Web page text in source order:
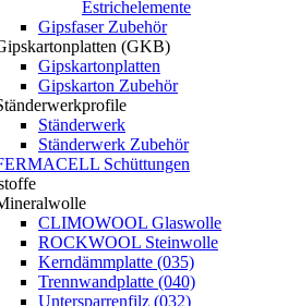
Estrichelemente
Gipsfaser Zubehör
(GKB)
Gipskartonplatten
Gipskarton Zubehör
Ständerwerk
Ständerwerk Zubehör
Schüttungen
CLIMOWOOL Glaswolle
ROCKWOOL Steinwolle
Kerndämmplatte (035)
Trennwandplatte (040)
Untersparrenfilz (032)